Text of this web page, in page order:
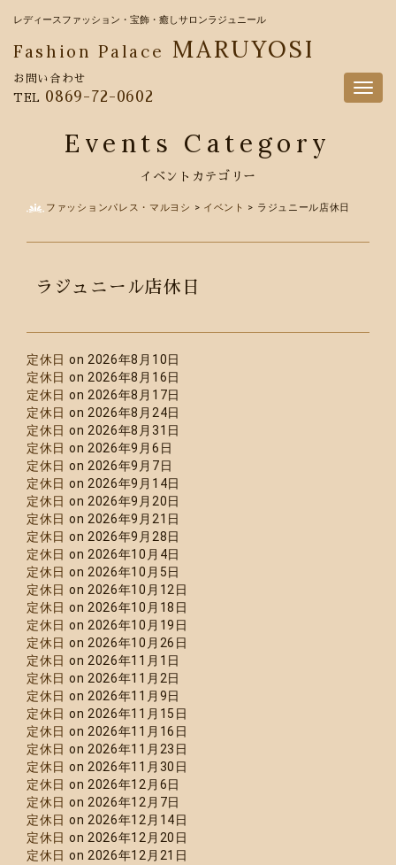
レディースファッション・宝飾・癒しサロンラジュニール
Fashion Palace MARUYOSI
お問い合わせ
TEL
0869-72-0602
Events Category
イベントカテゴリー
ファッションパレス・マルヨシ > イベント > ラジュニール店休日
ラジュニール店休日
定休日 on 2026年8月10日
定休日 on 2026年8月16日
定休日 on 2026年8月17日
定休日 on 2026年8月24日
定休日 on 2026年8月31日
定休日 on 2026年9月6日
定休日 on 2026年9月7日
定休日 on 2026年9月14日
定休日 on 2026年9月20日
定休日 on 2026年9月21日
定休日 on 2026年9月28日
定休日 on 2026年10月4日
定休日 on 2026年10月5日
定休日 on 2026年10月12日
定休日 on 2026年10月18日
定休日 on 2026年10月19日
定休日 on 2026年10月26日
定休日 on 2026年11月1日
定休日 on 2026年11月2日
定休日 on 2026年11月9日
定休日 on 2026年11月15日
定休日 on 2026年11月16日
定休日 on 2026年11月23日
定休日 on 2026年11月30日
定休日 on 2026年12月6日
定休日 on 2026年12月7日
定休日 on 2026年12月14日
定休日 on 2026年12月20日
定休日 on 2026年12月21日